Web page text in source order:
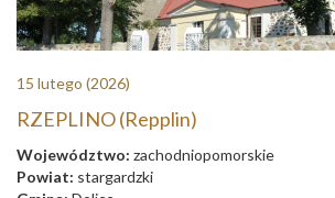
15 lutego (2026)
RZEPLINO (Repplin)
Województwo: zachodniopomorskie
Powiat: stargardzki